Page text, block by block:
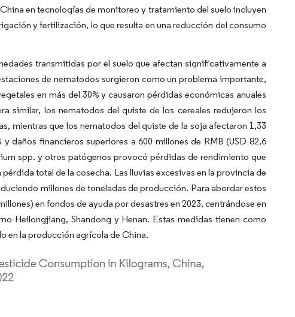
en tecnologías de monitoreo y tratamiento del suelo incluyen
y fertilización, lo que resulta en una reducción del consumo
transmitidas por el suelo que afectan significativamente a
de nematodos surgieron como un problema importante,
en más del 30% y causaron pérdidas económicas anuales
similar, los nematodos del quiste de los cereales redujeron los
mientras que los nematodos del quiste de la soja afectaron 1,33
daños financieros superiores a 600 millones de RMB (USD 82,6
spp. y otros patógenos provocó pérdidas de rendimiento que
total de la cosecha. Las lluvias excesivas en la provincia de
millones de toneladas de producción. Para abordar estos
en fondos de ayuda por desastres en 2023, centrándose en
Heilongjiang, Shandong y Henan. Estas medidas tienen como
en la producción agrícola de China.